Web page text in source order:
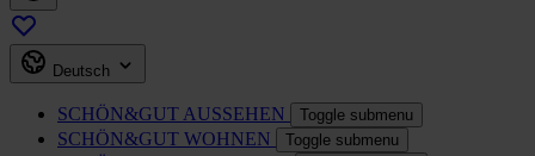
Deutsch
SCHÖN&GUT AUSSEHEN Toggle submenu
SCHÖN&GUT WOHNEN Toggle submenu